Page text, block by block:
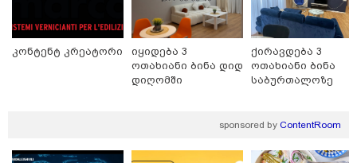
კონტენტ კრეატორი
იყიდება 3
ოთახიანი ბინა დიდ
დიღომში
ქირავდება 3
ოთახიანი ბინა
საბურთალოზე
sponsored by ContentRoom